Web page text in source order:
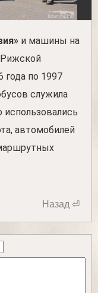
и машины на
Рижской
года по 1997
служила
использовались
автомобилей
Назад ⏎